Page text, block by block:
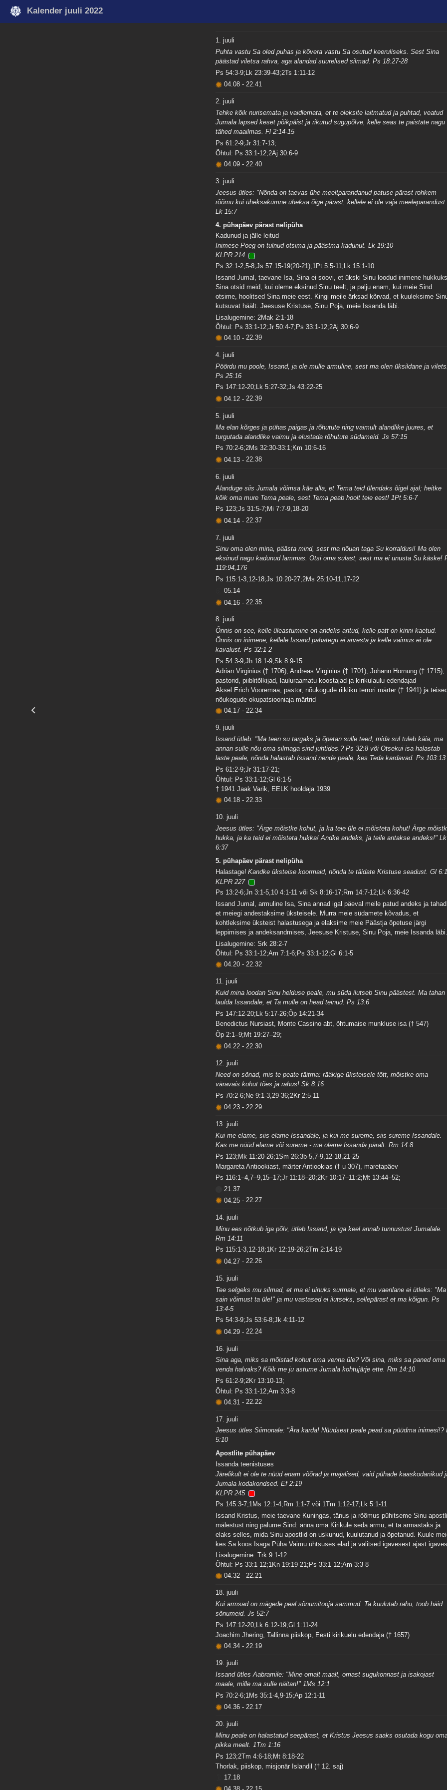
Kalender juuli 2022
1. juuli
Puhta vastu Sa oled puhas ja kõvera vastu Sa osutud keeruliseks. Sest Sina
päästad viletsa rahva, aga alandad suurelised silmad. Ps 18:27-28
Ps 54:3-9;Lk 23:39-43;2Ts 1:11-12
04.08 - 22.41
2. juuli
Tehke kõik nurisemata ja vaidlemata, et te oleksite laitmatud ja puhtad, veatud
Jumala lapsed keset põikpäist ja rikutud sugupõlve, kelle seas te paistate nagu
tähed maailmas. Fl 2:14-15
Ps 61:2-9;Jr 31:7-13;
Õhtul: Ps 33:1-12;2Aj 30:6-9
04.09 - 22.40
3. juuli
Jeesus ütles: "Nõnda on taevas ühe meeltparandanud patuse pärast rohkem
rõõmu kui üheksakümne üheksa õige pärast, kellele ei ole vaja
Lk 15:7
4. pühapäev pärast nelipüha
Kadunud ja jälle leitud
Inimese Poeg on tulnud otsima ja päästma kadunut. Lk 19:10
KLPR 214
Ps 32:1-2,5-8;Js 57:15-19(20-21);1Pt 5:5-11;Lk 15:1-10
Issand Jumal, taevane Isa, Sina ei soovi, et ükski Sinu loodud inimene
Sina otsid meid, kui oleme eksinud Sinu teelt, ja palju enam, kui meie Sind
otsime, hoolitsed Sina meie eest. Kingi meile ärksad kõrvad, et kuuleksime
kutsuvat häält. Jeesuse Kristuse, Sinu Poja, meie Issanda läbi.
Lisalugemine: 2Mak 2:1-18
Õhtul: Ps 33:1-12;Jr 50:4-7;Ps 33:1-12;2Aj 30:6-9
04.10 - 22.39
4. juuli
Pöördu mu poole, Issand, ja ole mulle armuline, sest ma olen üksildane ja
Ps 25:16
Ps 147:12-20;Lk 5:27-32;Js 43:22-25
04.12 - 22.39
5. juuli
Ma elan kõrges ja pühas paigas ja rõhutute ning vaimult alandlike juures, et
turgutada alandlike vaimu ja elustada rõhutute südameid. Js 57:15
Ps 70:2-6;2Ms 32:30-33:1;Km 10:6-16
04.13 - 22.38
6. juuli
Alanduge siis Jumala võimsa käe alla, et Tema teid ülendaks õigel ajal; heitke
kõik oma mure Tema peale, sest Tema peab hoolt teie eest! 1Pt 5:6-7
Ps 123;Js 31:5-7;Mi 7:7-9,18-20
04.14 - 22.37
7. juuli
Sinu oma olen mina, päästa mind, sest ma nõuan taga Su korraldusi! Ma olen
eksinud nagu kadunud lammas. Otsi oma sulast, sest ma ei unusta Su käske!
119:94,176
Ps 115:1-3,12-18;Js 10:20-27;2Ms 25:10-11,17-22
05.14
04.16 - 22.35
8. juuli
Õnnis on see, kelle üleastumine on andeks antud, kelle patt on kinni kaetud.
Õnnis on inimene, kellele Issand pahategu ei arvesta ja kelle vaimus ei ole
kavalust. Ps 32:1-2
Ps 54:3-9;Jh 18:1-9;Sk 8:9-15
Adrian Virginius († 1706), Andreas Virginius († 1701), Johann Hornung († 1715),
pastorid, piiblitõlkijad, lauluraamatu koostajad ja kirikulaulu edendajad
Aksel Erich Vooremaa, pastor, nõukogude riikliku terrori märter († 1941) ja
nõukogude okupatsiooniaja märtrid
04.17 - 22.34
9. juuli
Issand ütleb: "Ma teen su targaks ja õpetan sulle teed, mida sul tuleb käia, ma
annan sulle nõu oma silmaga sind juhtides.? Ps 32:8 või Otsekui isa halastab
laste peale, nõnda halastab Issand nende peale, kes Teda kardavad. Ps 103:13
Ps 61:2-9;Jr 31:17-21;
Õhtul: Ps 33:1-12;Gl 6:1-5
† 1941 Jaak Varik, EELK hooldaja 1939
04.18 - 22.33
10. juuli
Jeesus ütles: "Ärge mõistke kohut, ja ka teie üle ei mõisteta kohut! Ärge
hukka, ja ka teid ei mõisteta hukka! Andke andeks, ja teile antakse andeks!" Lk
6:37
5. pühapäev pärast nelipüha
Halastage! Kandke üksteise koormaid, nõnda te täidate Kristuse seadust. Gl 6:1
KLPR 227
Ps 13:2-6;Jn 3:1-5,10 4:1-11 või Sk 8:16-17;Rm 14:7-12;Lk 6:36-42
Issand Jumal, armuline Isa, Sina annad igal päeval meile patud andeks ja
et meiegi andestaksime üksteisele. Murra meie südamete kõvadus, et
kohtleksime üksteist halastusega ja elaksime meie Päästja õpetuse järgi
leppimises ja andeksandmises, Jeesuse Kristuse, Sinu Poja, meie Issanda
Lisalugemine: Srk 28:2-7
Õhtul: Ps 33:1-12;Am 7:1-6;Ps 33:1-12;Gl 6:1-5
04.20 - 22.32
11. juuli
Kuid mina loodan Sinu helduse peale, mu süda ilutseb Sinu päästest. Ma tahan
laulda Issandale, et Ta mulle on head teinud. Ps 13:6
Ps 147:12-20;Lk 5:17-26;Õp 14:21-34
Benedictus Nursiast, Monte Cassino abt, õhtumaise munkluse isa († 547)
Õp 2:1–9;Mt 19:27–29;
04.22 - 22.30
12. juuli
Need on sõnad, mis te peate täitma: rääkige üksteisele tõtt, mõistke oma
väravais kohut tões ja rahus! Sk 8:16
Ps 70:2-6;Ne 9:1-3,29-36;2Kr 2:5-11
04.23 - 22.29
13. juuli
Kui me elame, siis elame Issandale, ja kui me sureme, siis sureme Issandale.
Kas me nüüd elame või sureme - me oleme Issanda päralt. Rm 14:8
Ps 123;Mk 11:20-26;1Sm 26:3b-5,7-9,12-18,21-25
Margareta Antiookiast, märter Antiookias († u 307), maretapäev
Ps 116:1–4,7–9,15–17;Jr 11:18–20;2Kr 10:17–11:2;Mt 13:44–52;
21.37
04.25 - 22.27
14. juuli
Minu ees nõtkub iga põlv, ütleb Issand, ja iga keel annab tunnustust Jumalale.
Rm 14:11
Ps 115:1-3,12-18;1Kr 12:19-26;2Tm 2:14-19
04.27 - 22.26
15. juuli
Tee selgeks mu silmad, et ma ei uinuks surmale, et mu vaenlane ei ütleks: "Ma
sain võimust ta üle!" ja mu vastased ei ilutseks, sellepärast et ma kõigun. Ps
13:4-5
Ps 54:3-9;Js 53:6-8;Jk 4:11-12
04.29 - 22.24
16. juuli
Sina aga, miks sa mõistad kohut oma venna üle? Või sina, miks sa paned oma
venda halvaks? Kõik me ju astume Jumala kohtujärje ette. Rm 14:10
Ps 61:2-9;2Kr 13:10-13;
Õhtul: Ps 33:1-12;Am 3:3-8
04.31 - 22.22
17. juuli
Jeesus ütles Siimonale: "Ära karda! Nüüdsest peale pead sa püüdma inimesi!?
5:10
Apostlite pühapäev
Issanda teenistuses
Järelikult ei ole te nüüd enam võõrad ja majalised, vaid pühade kaaskodanikud
Jumala kodakondsed. Ef 2:19
KLPR 245
Ps 145:3-7;1Ms 12:1-4;Rm 1:1-7 või 1Tm 1:12-17;Lk 5:1-11
Issand Kristus, meie taevane Kuningas, tänus ja rõõmus pühitseme Sinu
mälestust ning palume Sind: anna oma Kirikule seda armu, et ta armastaks ja
elaks selles, mida Sinu apostlid on uskunud, kuulutanud ja õpetanud. Kuule
kes Sa koos Isaga Püha Vaimu ühtsuses elad ja valitsed igavesest ajast
Lisalugemine: Trk 9:1-12
Õhtul: Ps 33:1-12;1Kn 19:19-21;Ps 33:1-12;Am 3:3-8
04.32 - 22.21
18. juuli
Kui armsad on mägede peal sõnumitooja sammud. Ta kuulutab rahu, toob häid
sõnumeid. Js 52:7
Ps 147:12-20;Lk 6:12-19;Gl 1:11-24
Joachim Jhering, Tallinna piiskop, Eesti kirikuelu edendaja († 1657)
04.34 - 22.19
19. juuli
Issand ütles Aabramile: "Mine omalt maalt, omast sugukonnast ja isakojast
maale, mille ma sulle näitan!" 1Ms 12:1
Ps 70:2-6;1Ms 35:1-4,9-15;Ap 12:1-11
04.36 - 22.17
20. juuli
Minu peale on halastatud seepärast, et Kristus Jeesus saaks osutada kogu
pikka meelt. 1Tm 1:16
Ps 123;2Tm 4:6-18;Mt 8:18-22
Thorlak, piiskop, misjonär Islandil († 12. saj)
17.18